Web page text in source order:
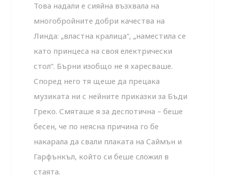
Това надали е сияйна възхвала на
многобройните доб­ри качества на
Линда: „властна кралица“, „наместила се
като принцеса на своя електрически
стол“. Бърни изобщо не я харесваше.
Според него тя щеше да прецака
музиката ни с нейните приказки за Бъди
Греко. Смяташе я за деспотична – беше
бесен, че по неясна причина го бе
накарала да свали плаката на Саймън и
Гарфънкъл, който си беше сложил в
стаята.